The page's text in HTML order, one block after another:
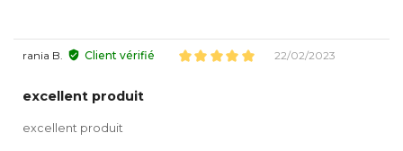
rania B. Client vérifié 22/02/2023
excellent produit
excellent produit